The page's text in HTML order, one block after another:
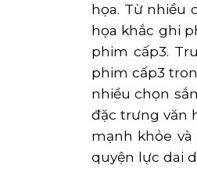
họa. Từ nhiều
họa khắc ghi
phim cấp3.
phim cấp3
nhiều chọn
đặc trưng văn
mạnh khỏe
quyện lực dai